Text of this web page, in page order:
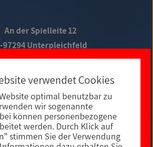
An der Spielleite 12
97294 Unterpleichfeld
+49 9367 988 689-0
Social Media
verwendet Cookies
optimal benutzbar zu
wir sogenannte
können personenbezogene
werden. Durch Klick auf
stimmen Sie der Verwendung